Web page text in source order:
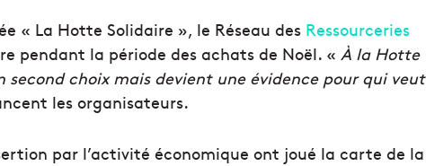
« La Hotte Solidaire », le Réseau des Ressourceries
pendant la période des achats de Noël. « À la Hotte
second choix mais devient une évidence pour qui veut
les organisateurs.
par l’activité économique ont joué la carte de la